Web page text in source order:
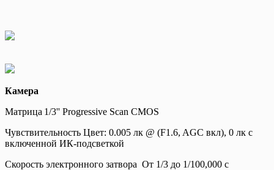
Камера
Матрица 1/3'' Progressive Scan CMOS
Чувствительность Цвет: 0.005 лк @ (F1.6, AGC вкл), 0 лк с
включенной ИК-подсветкой
Скорость электронного затвора От 1/3 до 1/100,000 с